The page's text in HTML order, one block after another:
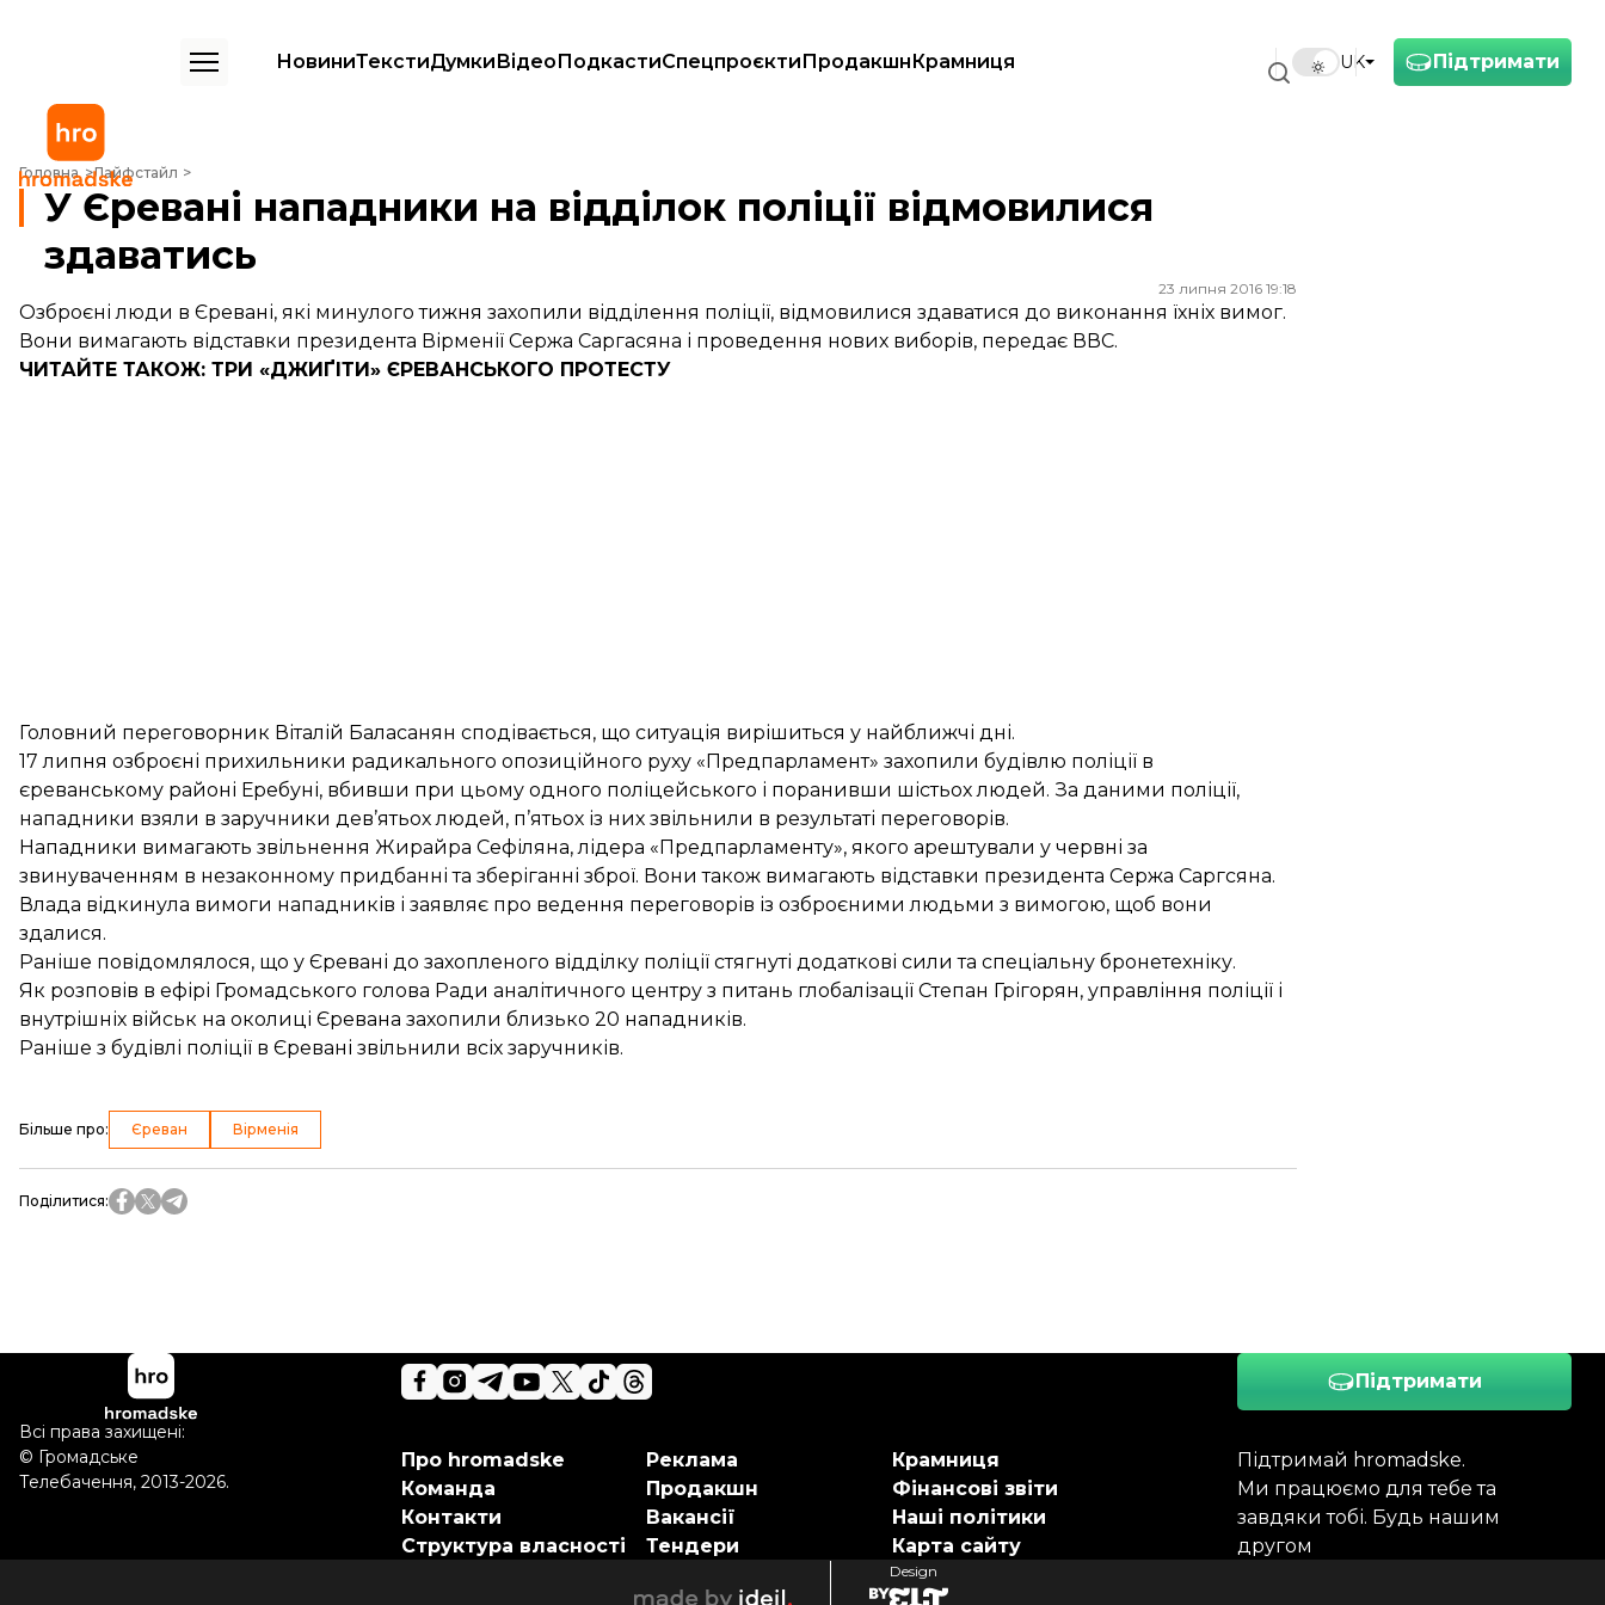
Підтримати
UK
НовиниТекстиДумкиВідеоПодкастиСпецпроєктиПродакшнКрамниця
Головна Лайфстайл
У Єревані нападники на відділок поліції відмовилися здаватись
У Єревані нападники на відділок поліції відмовилися
здаватись
23 липня 2016 19:18
Озброєні люди в Єревані, які минулого тижня захопили відділення поліції, відмовилися здаватися до виконання їхніх вимог.
Вони вимагають відставки президента Вірменії Сержа Саргасяна і проведення нових виборів, передає ВВС.
ЧИТАЙТЕ ТАКОЖ: ТРИ «ДЖИҐІТИ» ЄРЕВАНСЬКОГО ПРОТЕСТУ
Головний переговорник Віталій Баласанян сподівається, що ситуація вирішиться у найближчі дні.
17 липня озброєні прихильники радикального опозиційного руху «Предпарламент» захопили будівлю поліції в
єреванському районі Еребуні, вбивши при цьому одного поліцейського і поранивши шістьох людей. За даними поліції,
нападники взяли в заручники дев’ятьох людей, п’ятьох із них звільнили в результаті переговорів.
Нападники вимагають звільнення Жирайра Сефіляна, лідера «Предпарламенту», якого арештували у червні за
звинуваченням в незаконному придбанні та зберіганні зброї. Вони також вимагають відставки президента Сержа Саргсяна.
Влада відкинула вимоги нападників і заявляє про ведення переговорів із озброєними людьми з вимогою, щоб вони
здалися.
Раніше повідомлялося, що у Єревані до захопленого відділку поліції стягнуті додаткові сили та спеціальну бронетехніку.
Як розповів в ефірі Громадського голова Ради аналітичного центру з питань глобалізації Степан Грігорян, управління поліції і
внутрішніх військ на околиці Єревана захопили близько 20 нападників.
Раніше з будівлі поліції в Єревані звільнили всіх заручників.
Більше про: Єреван Вірменія
Поділитися:
Підтримати
Підтримай hromadske.
Ми працюємо для тебе та
завдяки тобі. Будь нашим
другом
Про hromadske
Команда
Контакти
Структура власності
Реклама
Продакшн
Вакансії
Тендери
Крамниця
Фінансові звіти
Наші політики
Карта сайту
Всі права захищені:
© Громадське
Телебачення, 2013-2026.
ideil
Design
elt